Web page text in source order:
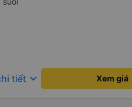
tiết keyboard_arrow_down Xem giá